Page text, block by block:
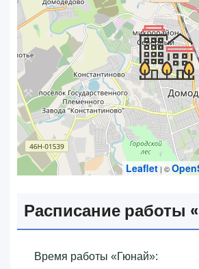
Leaflet | ©
Расписание работы
Время работы «‎Гюнай»‎: